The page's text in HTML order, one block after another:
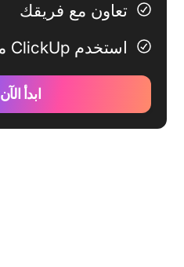
تعاون مع فريقك
استخدم ClickUp مجانًا—إلى الأبد
ابدأ الآن